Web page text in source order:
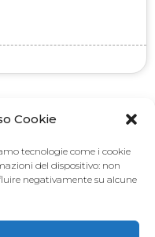
Cookie
tecnologie come i cookie
del dispositivo: non
negativamente su alcune